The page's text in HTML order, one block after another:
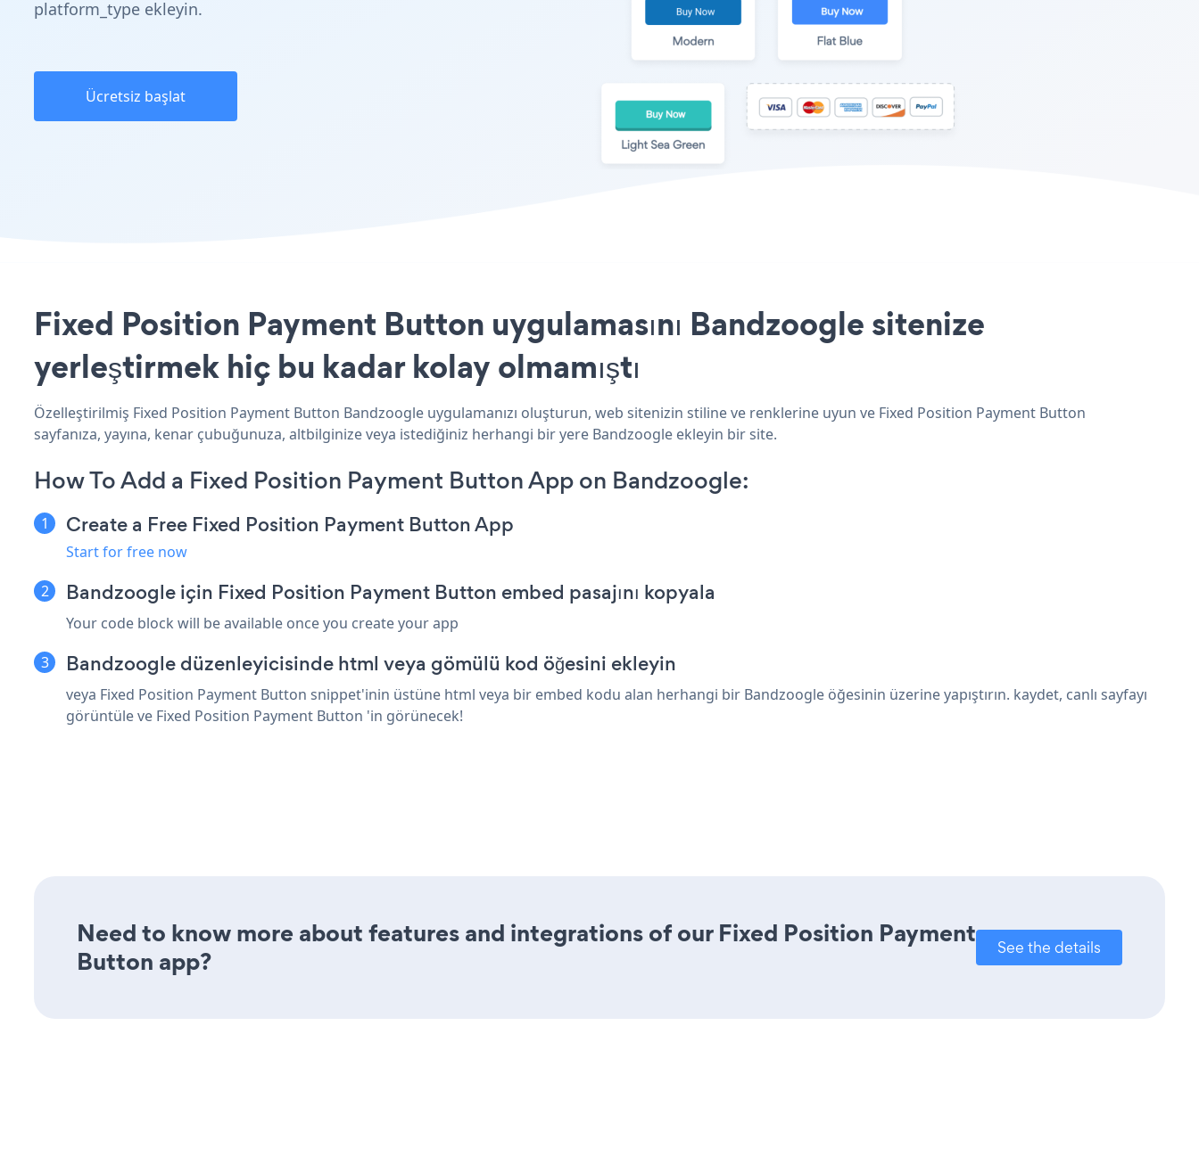
platform_type ekleyin.
Ücretsiz başlat
Fixed Position Payment Button uygulamasını Bandzoogle sitenize
yerleştirmek hiç bu kadar kolay olmamıştı
Özelleştirilmiş Fixed Position Payment Button Bandzoogle uygulamanızı oluşturun, web sitenizin stiline ve renklerine uyun ve Fixed Position Payment Button
sayfanıza, yayına, kenar çubuğunuza, altbilginize veya istediğiniz herhangi bir yere Bandzoogle ekleyin bir site.
How To Add a Fixed Position Payment Button App on Bandzoogle:
Create a Free Fixed Position Payment Button App
Start for free now
Bandzoogle için Fixed Position Payment Button embed pasajını kopyala
Your code block will be available once you create your app
Bandzoogle düzenleyicisinde html veya gömülü kod öğesini ekleyin
veya Fixed Position Payment Button snippet'inin üstüne html veya bir embed kodu alan herhangi bir Bandzoogle öğesinin üzerine yapıştırın. kaydet, canlı sayfayı
görüntüle ve Fixed Position Payment Button 'in görünecek!
Need to know more about features and integrations of our Fixed Position Payment
Button app?
See the details